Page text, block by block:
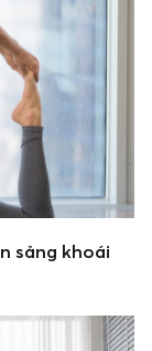
sảng khoái